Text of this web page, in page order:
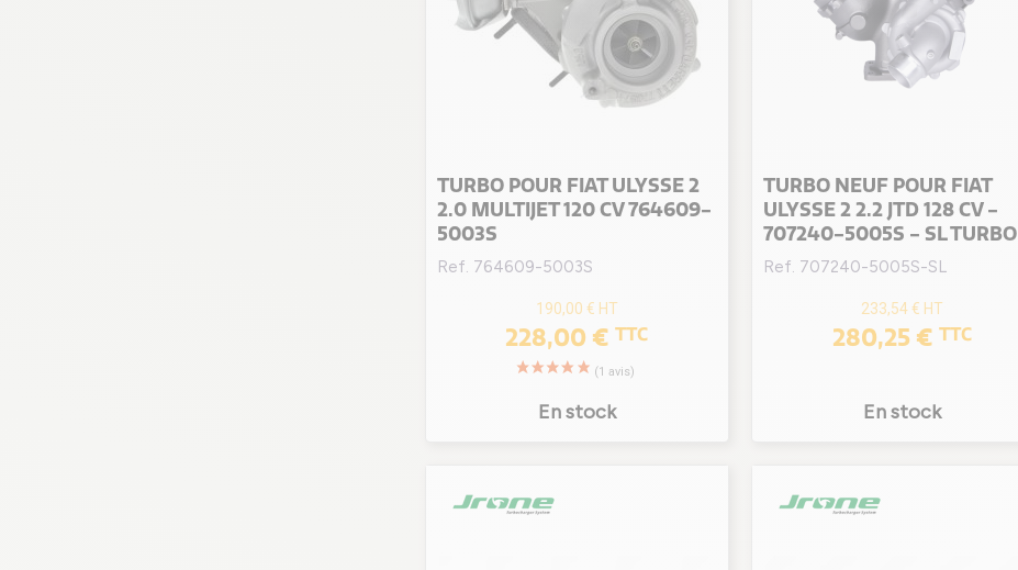
TURBO POUR FIAT ULYSSE 2
2.0 MULTIJET 120 CV 764609-
5003S
Ref. 764609-5003S
190,00 € HT
228,00 €TTC
En stock
TURBO NEUF POUR FIAT
ULYSSE 2 2.2 JTD 128 CV -
707240-5005S - SL TURBO
Ref. 707240-5005S-SL
233,54 € HT
280,25 €TTC
En stock